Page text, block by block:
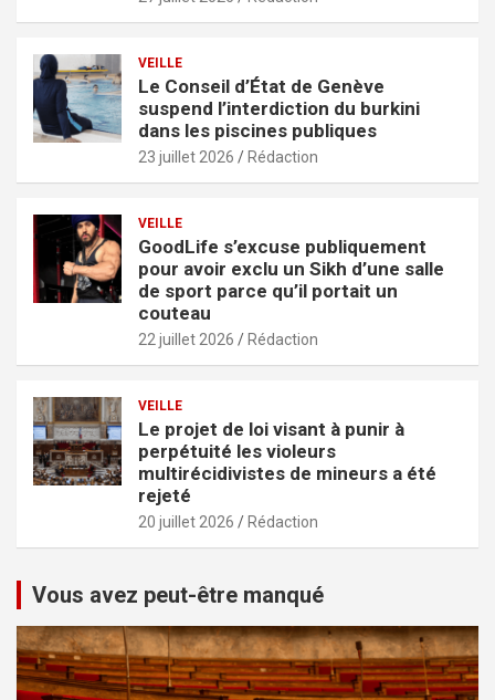
VEILLE
Le Conseil d’État de Genève
suspend l’interdiction du burkini
dans les piscines publiques
23 juillet 2026 Rédaction
VEILLE
GoodLife s’excuse publiquement
pour avoir exclu un Sikh d’une salle
de sport parce qu’il portait un
couteau
22 juillet 2026 Rédaction
VEILLE
Le projet de loi visant à punir à
perpétuité les violeurs
multirécidivistes de mineurs a été
rejeté
20 juillet 2026 Rédaction
Vous avez peut-être manqué